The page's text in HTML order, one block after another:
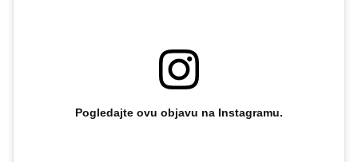
Pogledajte ovu objavu na Instagramu.